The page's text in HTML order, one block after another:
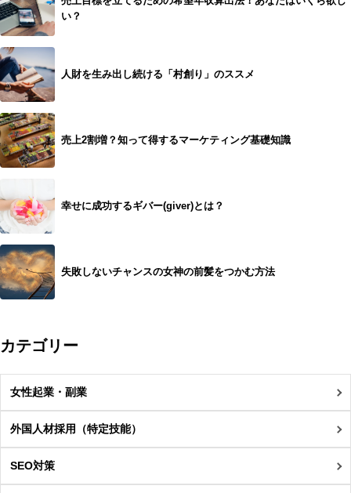
い？
人財を生み出し続ける「村創り」のススメ
売上2割増？知って得するマーケティング基礎知識
幸せに成功するギバー(giver)とは？
失敗しないチャンスの女神の前髪をつかむ方法
カテゴリー
女性起業・副業
外国人材採用（特定技能）
SEO対策